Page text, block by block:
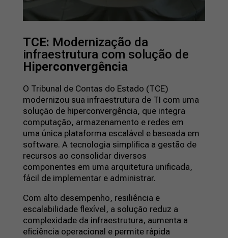
TCE: Modernização da
infraestrutura com solução de
Hiperconvergência
O Tribunal de Contas do Estado (TCE)
modernizou sua infraestrutura de TI com uma
solução de hiperconvergência, que integra
computação, armazenamento e redes em
uma única plataforma escalável e baseada em
software. A tecnologia simplifica a gestão de
recursos ao consolidar diversos
componentes em uma arquitetura unificada,
fácil de implementar e administrar.
Com alto desempenho, resiliência e
escalabilidade flexível, a solução reduz a
complexidade da infraestrutura, aumenta a
eficiência operacional e permite rápida